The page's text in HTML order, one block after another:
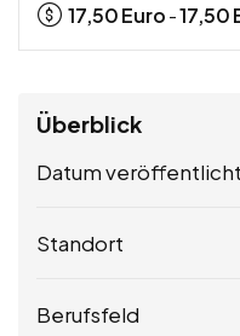
17,50Euro -17,50
Überblick
Datum veröffentlicht
Standort
Berufsfeld